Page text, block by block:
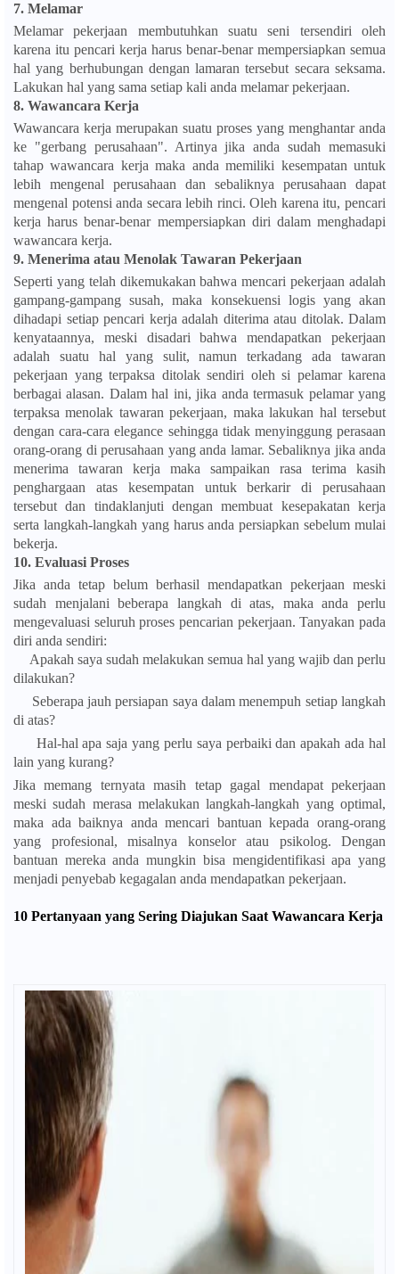
7. Melamar
Melamar pekerjaan membutuhkan suatu seni tersendiri oleh
karena itu pencari kerja harus benar-benar mempersiapkan semua
hal yang berhubungan dengan lamaran tersebut secara seksama.
Lakukan hal yang sama setiap kali anda melamar pekerjaan.
8. Wawancara Kerja
Wawancara kerja merupakan suatu proses yang menghantar anda
ke "gerbang perusahaan". Artinya jika anda sudah memasuki
tahap wawancara kerja maka anda memiliki kesempatan untuk
lebih mengenal perusahaan dan sebaliknya perusahaan dapat
mengenal potensi anda secara lebih rinci. Oleh karena itu, pencari
kerja harus benar-benar mempersiapkan diri dalam menghadapi
wawancara kerja.
9. Menerima atau Menolak Tawaran Pekerjaan
Seperti yang telah dikemukakan bahwa mencari pekerjaan adalah
gampang-gampang susah, maka konsekuensi logis yang akan
dihadapi setiap pencari kerja adalah diterima atau ditolak. Dalam
kenyataannya, meski disadari bahwa mendapatkan pekerjaan
adalah suatu hal yang sulit, namun terkadang ada tawaran
pekerjaan yang terpaksa ditolak sendiri oleh si pelamar karena
berbagai alasan. Dalam hal ini, jika anda termasuk pelamar yang
terpaksa menolak tawaran pekerjaan, maka lakukan hal tersebut
dengan cara-cara elegance sehingga tidak menyinggung perasaan
orang-orang di perusahaan yang anda lamar. Sebaliknya jika anda
menerima tawaran kerja maka sampaikan rasa terima kasih
penghargaan atas kesempatan untuk berkarir di perusahaan
tersebut dan tindaklanjuti dengan membuat kesepakatan kerja
serta langkah-langkah yang harus anda persiapkan sebelum mulai
bekerja.
10. Evaluasi Proses
Jika anda tetap belum berhasil mendapatkan pekerjaan meski
sudah menjalani beberapa langkah di atas, maka anda perlu
mengevaluasi seluruh proses pencarian pekerjaan. Tanyakan pada
diri anda sendiri:
Apakah saya sudah melakukan semua hal yang wajib dan perlu
dilakukan?
Seberapa jauh persiapan saya dalam menempuh setiap langkah
di atas?
Hal-hal apa saja yang perlu saya perbaiki dan apakah ada hal
lain yang kurang?
Jika memang ternyata masih tetap gagal mendapat pekerjaan
meski sudah merasa melakukan langkah-langkah yang optimal,
maka ada baiknya anda mencari bantuan kepada orang-orang
yang profesional, misalnya konselor atau psikolog. Dengan
bantuan mereka anda mungkin bisa mengidentifikasi apa yang
menjadi penyebab kegagalan anda mendapatkan pekerjaan.
10 Pertanyaan yang Sering Diajukan Saat Wawancara Kerja